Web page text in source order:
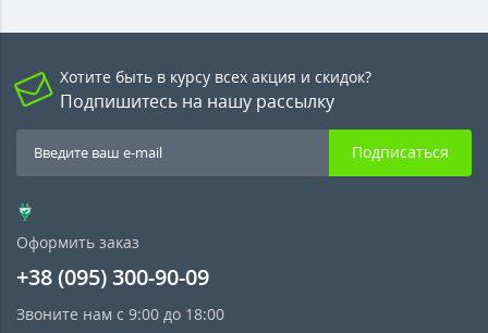
Хотите быть в курсу всех акция и скидок?
Подпишитесь на нашу рассылку
Подписаться
Оформить заказ
+38 (095) 300-90-09
Звоните нам с 9:00 до 18:00